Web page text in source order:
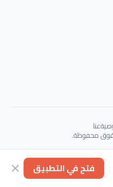
عنا
فتح في التطبيق